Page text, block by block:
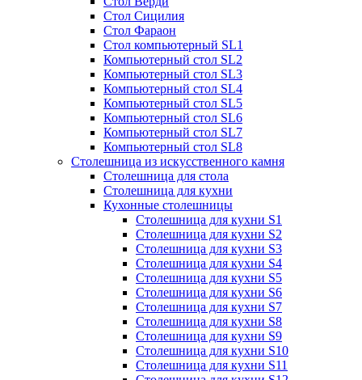
Стол Сицилия
Стол Фараон
Стол компьютерный SL1
Компьютерный стол SL2
Компьютерный стол SL3
Компьютерный стол SL4
Компьютерный стол SL5
Компьютерный стол SL6
Компьютерный стол SL7
Компьютерный стол SL8
Столешница из искусственного камня
Столешница для стола
Столешница для кухни
Кухонные столешницы
Столешница для кухни S1
Столешница для кухни S2
Столешница для кухни S3
Столешница для кухни S4
Столешница для кухни S5
Столешница для кухни S6
Столешница для кухни S7
Столешница для кухни S8
Столешница для кухни S9
Столешница для кухни S10
Столешница для кухни S11